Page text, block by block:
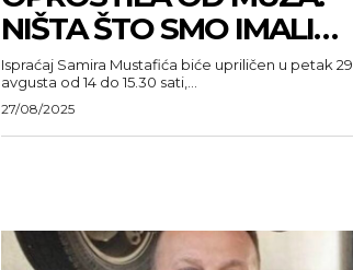
NIŠTA ŠTO SMO IMALI…
Ispraćaj Samira Mustafića biće upriličen u petak 29.
avgusta od 14 do 15.30 sati,...
27/08/2025